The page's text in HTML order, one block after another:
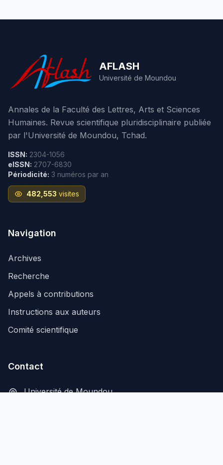
AFLASH
Université de Moundou
Annales de la Faculté des Lettres, Arts et Sciences
Humaines. Revue scientifique pluridisciplinaire publiée
par l'Université de Moundou, Tchad.
ISSN: 2304-1056
eISSN: 2707-6830
Périodicité: 3 numéros par an
482,553 visites
Navigation
Archives
Recherche
Appels à contributions
Instructions aux auteurs
Comité scientifique
Contact
Université de Moundou